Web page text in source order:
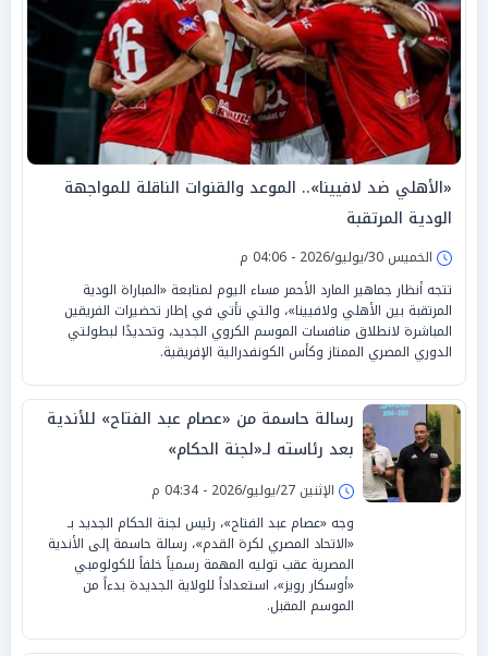
«الأهلي ضد لافيينا».. الموعد والقنوات الناقلة للمواجهة
الودية المرتقبة
الخميس 30/يوليو/2026 - 04:06 م
تتجه أنظار جماهير المارد الأحمر مساء اليوم لمتابعة «المباراة الودية
المرتقبة بين الأهلي ولافيينا»، والتي تأتي في إطار تحضيرات الفريقين
المباشرة لانطلاق منافسات الموسم الكروي الجديد، وتحديدًا لبطولتي
الدوري المصري الممتاز وكأس الكونفدرالية الإفريقية.
رسالة حاسمة من «عصام عبد الفتاح» للأندية
بعد رئاسته لـ«لجنة الحكام»
الإثنين 27/يوليو/2026 - 04:34 م
وجه «عصام عبد الفتاح»، رئيس لجنة الحكام الجديد بـ
«الاتحاد المصري لكرة القدم»، رسالة حاسمة إلى الأندية
المصرية عقب توليه المهمة رسمياً خلفاً للكولومبي
«أوسكار رويز»، استعداداً للولاية الجديدة بدءاً من
الموسم المقبل.